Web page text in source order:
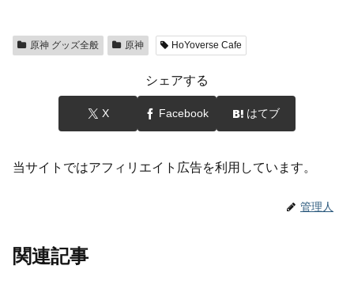
原神 グッズ全般 原神 HoYoverse Cafe
シェアする
X Facebook はてブ
当サイトではアフィリエイト広告を利用しています。
管理人
関連記事